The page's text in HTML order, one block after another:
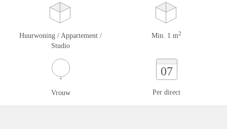
Huurwoning / Appartement /
Studio
Min. 1 m2
Vrouw
07
Per direct